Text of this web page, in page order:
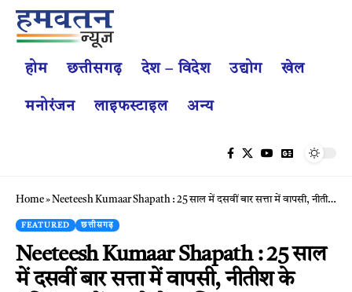
होम छत्तीसगढ़ देश – विदेश उद्योग खेल
मनोरंजन लाइफस्टाइल अन्य
Home» Neeteesh Kumaar Shapath : 25 साल में दसवीं बार सत्ता में वापसी, नीतीश के मंत्रिमंडल में नए चेहरे शामिल
FEATURED छत्तीसगढ़
Neeteesh Kumaar Shapath : 25 साल
में दसवीं बार सत्ता में वापसी, नीतीश के